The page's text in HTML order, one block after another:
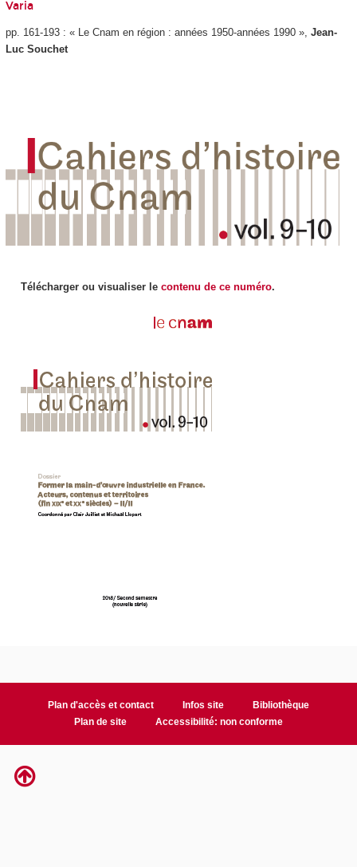
Varia
pp. 161-193 : « Le Cnam en région : années 1950-années 1990 », Jean-
Luc Souchet
Télécharger ou visualiser le contenu de ce numéro.
Plan d'accès et contact Infos site
Bibliothèque
Plan de site
Accessibilité: non conforme